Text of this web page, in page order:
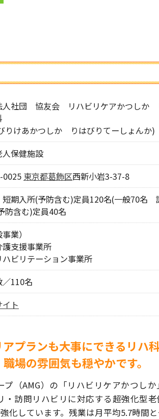
人社団 協友会 リハビリケアかつしか
りけあかつしか りはびりてーしょんか)
人保健施設
0025 東京都葛飾区西新小岩3-37-8
短期入所(予防含む)定員120名(一般70
防含む)定員40名
事業）
護支援事業所
ハビリテーション事業所
110名
ト
プランも大事にできるリハ科
場の雰囲気も穏やかです。
プ（AMG）の「リハビリケアかつし
・訪問リハビリに対応する超強化型
化しています。残業は月平均5.7時間